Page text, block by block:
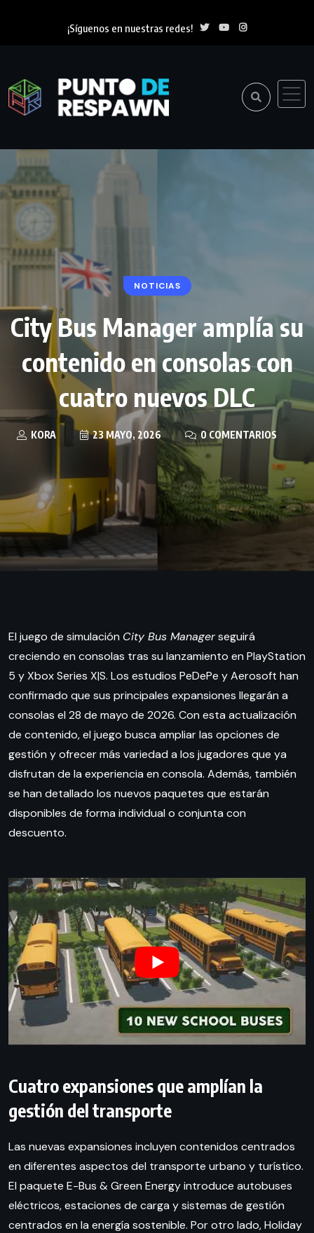
¡Síguenos en nuestras redes!
NOTICIAS
City Bus Manager amplía su
contenido en consolas con
cuatro nuevos DLC
KORA 23 MAYO, 2026 0 COMENTARIOS
El juego de simulación City Bus Managerseguirá
creciendo en consolas tras su lanzamiento en PlayStation
5 y Xbox Series X|S. Los estudios PeDePe y Aerosoft han
confirmado que sus principales expansiones llegarán a
consolas el 28 de mayo de 2026. Con esta actualización
de contenido, el juego busca ampliar las opciones de
gestión y ofrecer más variedad a los jugadores que ya
disfrutan de la experiencia en consola. Además, también
se han detallado los nuevos paquetes que estarán
disponibles de forma individual o conjunta con
descuento.
Cuatro expansiones que amplían la
gestión del transporte
Las nuevas expansiones incluyen contenidos centrados
en diferentes aspectos del transporte urbano y turístico.
El paquete E-Bus & Green Energy introduce autobuses
eléctricos, estaciones de carga y sistemas de gestión
centrados en la energía sostenible. Por otro lado, Holiday